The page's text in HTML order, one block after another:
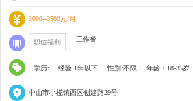
3000--3500元/月
职位福利 工作餐
学历: 经验:1年以下 性别:不限 年龄：18-35岁
中山市小榄镇西区创建路29号